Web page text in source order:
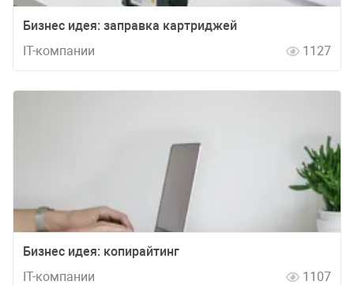
Бизнес идея: заправка картриджей
IT-компании
1127
Бизнес идея: копирайтинг
IT-компании
1107